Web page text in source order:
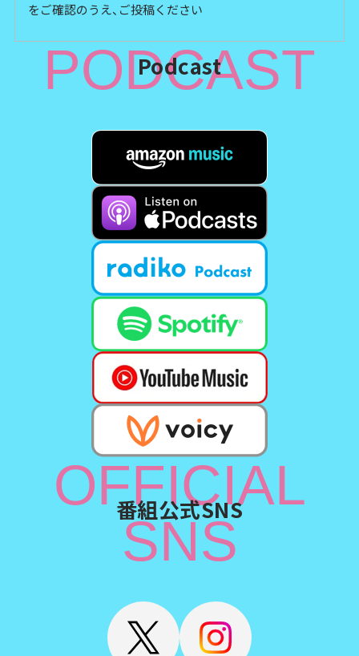
をご確認のうえ、ご投稿ください
Podcast
PODCAST
番組公式SNS
OFFICIAL
SNS